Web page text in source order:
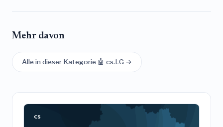
Mehr davon
Alle in dieser Kategorie 🤖 cs.LG →